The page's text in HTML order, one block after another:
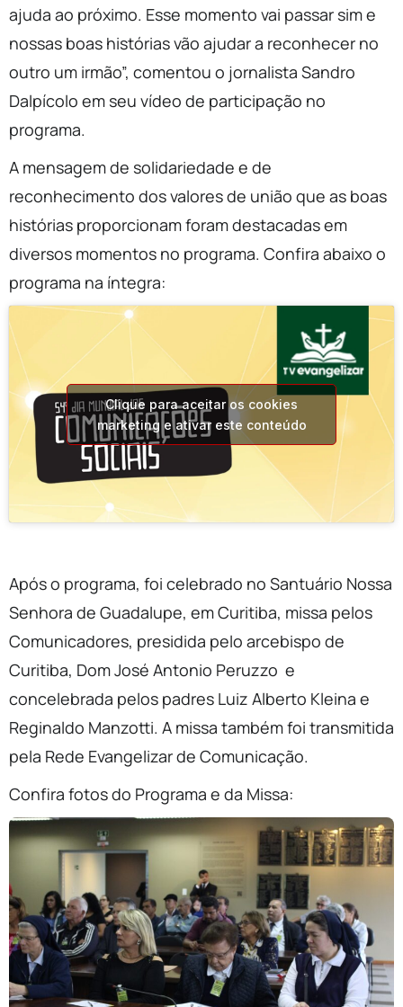
ajuda ao próximo. Esse momento vai passar sim e
nossas boas histórias vão ajudar a reconhecer no
outro um irmão”, comentou o jornalista Sandro
Dalpícolo em seu vídeo de participação no
programa.
A mensagem de solidariedade e de
reconhecimento dos valores de união que as boas
histórias proporcionam foram destacadas em
diversos momentos no programa. Confira abaixo o
programa na íntegra:
Clique para aceitar os cookies
marketing e ativar este conteúdo
Após o programa, foi celebrado no Santuário Nossa
Senhora de Guadalupe, em Curitiba, missa pelos
Comunicadores, presidida pelo arcebispo de
Curitiba, Dom José Antonio Peruzzo e
concelebrada pelos padres Luiz Alberto Kleina e
Reginaldo Manzotti. A missa também foi transmitida
pela Rede Evangelizar de Comunicação.
Confira fotos do Programa e da Missa: